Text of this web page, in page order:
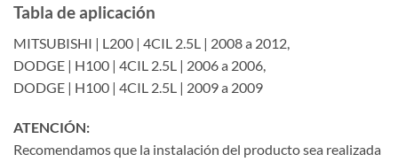
Tabla de aplicación
MITSUBISHI | L200 | 4CIL 2.5L | 2008 a 2012,
DODGE | H100 | 4CIL 2.5L | 2006 a 2006,
DODGE | H100 | 4CIL 2.5L | 2009 a 2009
ATENCIÓN:
Recomendamos que la instalación del producto sea realizada